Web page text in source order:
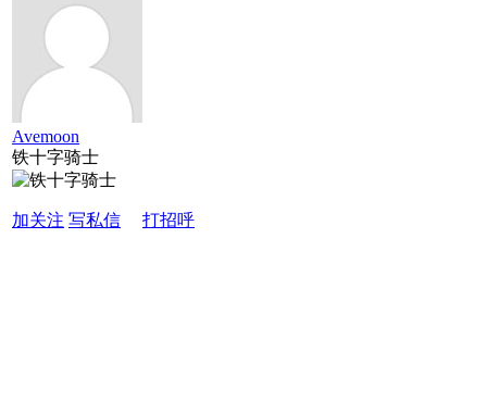
Avemoon
铁十字骑士
加关注 写私信 打招呼